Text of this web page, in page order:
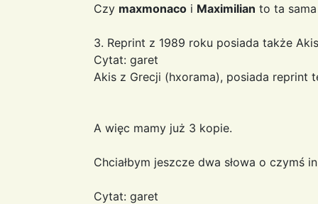
Czy maxmonaco i Maximilian to ta
3. Reprint z 1989 roku posiada także
Cytat: garet
Akis z Grecji (hxorama), posiada reprint
A więc mamy już 3 kopie.
Chciałbym jeszcze dwa słowa o czymś
Cytat: garet